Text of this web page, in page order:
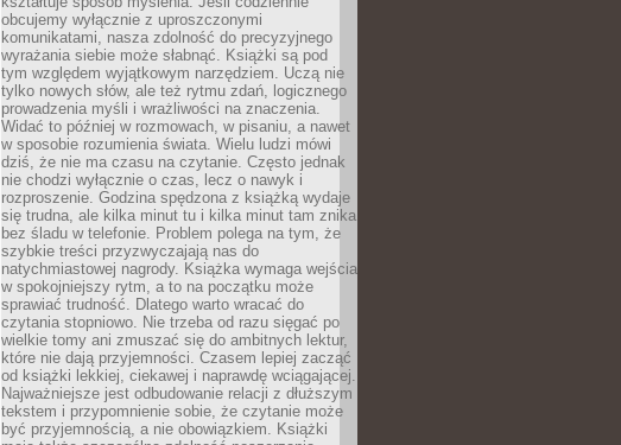
obcujemy wyłącznie z uproszczonymi
komunikatami, nasza zdolność do precyzyjnego
wyrażania siebie może słabnąć. Książki są pod
tym względem wyjątkowym narzędziem. Uczą nie
tylko nowych słów, ale też rytmu zdań, logicznego
prowadzenia myśli i wrażliwości na znaczenia.
Widać to później w rozmowach, w pisaniu, a nawet
w sposobie rozumienia świata. Wielu ludzi mówi
dziś, że nie ma czasu na czytanie. Często jednak
nie chodzi wyłącznie o czas, lecz o nawyk i
rozproszenie. Godzina spędzona z książką wydaje
się trudna, ale kilka minut tu i kilka minut tam znika
bez śladu w telefonie. Problem polega na tym, że
szybkie treści przyzwyczajają nas do
natychmiastowej nagrody. Książka wymaga wejścia
w spokojniejszy rytm, a to na początku może
sprawiać trudność. Dlatego warto wracać do
czytania stopniowo. Nie trzeba od razu sięgać po
wielkie tomy ani zmuszać się do ambitnych lektur,
które nie dają przyjemności. Czasem lepiej zacząć
od książki lekkiej, ciekawej i naprawdę wciągającej.
Najważniejsze jest odbudowanie relacji z dłuższym
tekstem i przypomnienie sobie, że czytanie może
być przyjemnością, a nie obowiązkiem. Książki